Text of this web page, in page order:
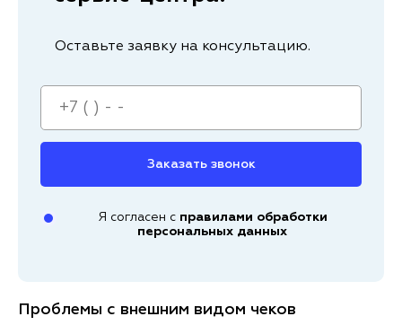
Оставьте заявку на консультацию.
Заказать звонок
Я согласен с правилами обработки
персональных данных
Проблемы с внешним видом чеков